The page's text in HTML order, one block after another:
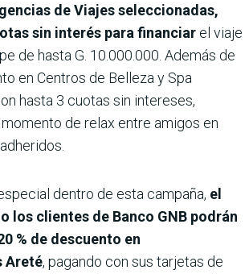
de Viajes seleccionadas,
sin interés para financiar el viaje
de hasta G. 10.000.000. Además de
en Centros de Belleza y Spa
hasta 3 cuotas sin intereses,
de relax entre amigos en
dentro de esta campaña, el
los clientes de Banco GNB podrán
% de descuento en
Areté, pagando con sus tarjetas de